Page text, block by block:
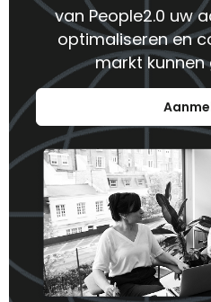
van People2.0 uw
optimaliseren en
markt kunnen